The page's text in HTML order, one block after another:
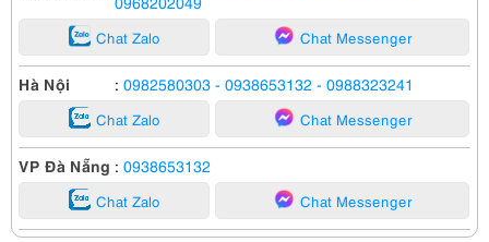
Chat Zalo Chat Messenger
Hà Nội : 0982580303 - 0938653132 - 0988323241
Chat Zalo Chat Messenger
VP Đà Nẵng : 0938653132
Chat Zalo Chat Messenger